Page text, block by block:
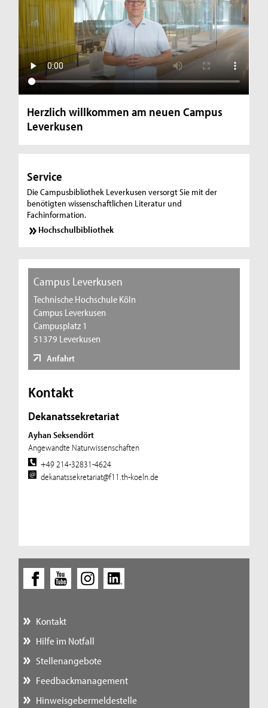
Herzlich willkommen am neuen Campus
Leverkusen
Service
Die Campusbibliothek Leverkusen versorgt Sie mit der
benötigten wissenschaftlichen Literatur und
Fachinformation.
Hochschulbibliothek
Campus Leverkusen
Technische Hochschule Köln
Campus Leverkusen
Campusplatz 1
51379 Leverkusen
Anfahrt
Kontakt
Dekanatssekretariat
Ayhan Seksendört
Angewandte Naturwissenschaften
+49 214-32831-4624
dekanatssekretariat@f11.th-koeln.de
Kontakt
Hilfe im Notfall
Stellenangebote
Feedbackmanagement
Hinweisgebermeldestelle